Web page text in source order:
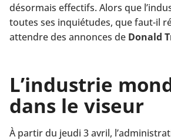
désormais effectifs. Alors que
toutes ses inquiétudes, que faut-il
attendre des annonces de Donald
L’industrie
dans le viseur
À partir du jeudi 3 avril,